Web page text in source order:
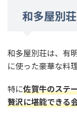
和多屋別
和多屋別荘は、有
に使った豪華な料
特に佐賀牛のステ
贅沢に堪能できる